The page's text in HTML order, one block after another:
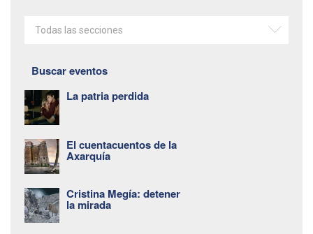
Todas las secciones
Buscar eventos
La patria perdida
El cuentacuentos de la
Axarquía
Cristina Megía: detener
la mirada